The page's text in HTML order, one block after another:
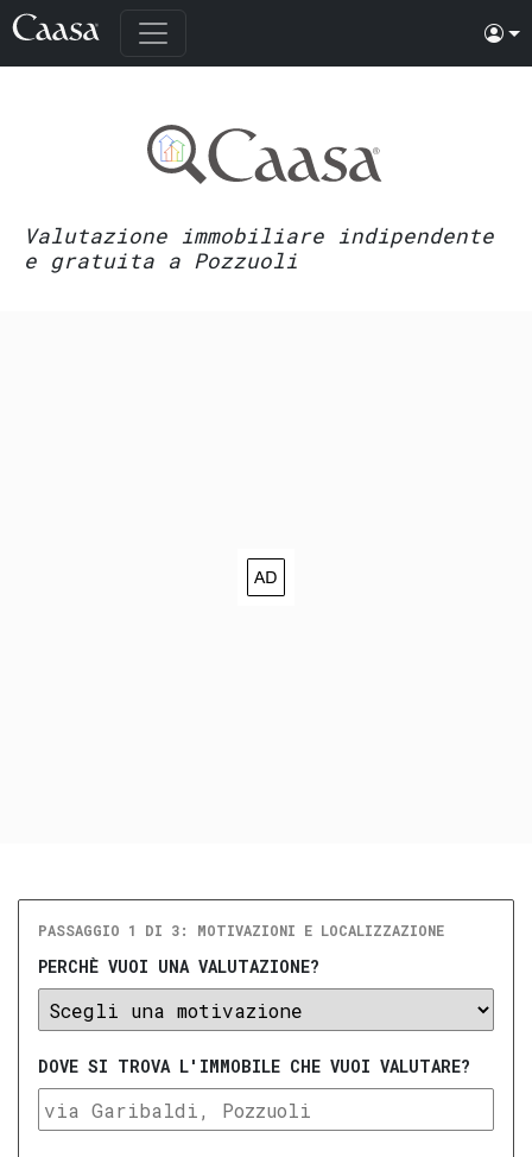
Valutazione immobiliare indipendente
e gratuita a Pozzuoli
PASSAGGIO 1 DI 3: MOTIVAZIONI E LOCALIZZAZIONE
PERCHÈ VUOI UNA VALUTAZIONE?
DOVE SI TROVA L'IMMOBILE CHE VUOI VALUTARE?